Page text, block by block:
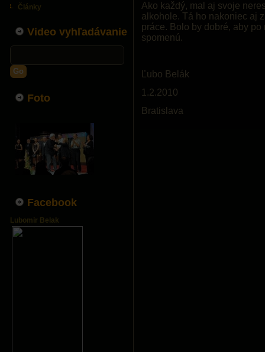
Články
Video vyhľadávanie
Go
Foto
Facebook
Lubomir Belak
Ako každý, mal aj svoje
alkohole. Tá ho nakoniec aj
práce. Bolo by dobré, aby
spomenú.
Ľubo Belák
1.2.2010
Bratislava